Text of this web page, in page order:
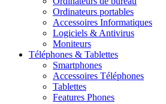
Ordinateurs portables
Accessoires Informatiques
Logiciels & Antivirus
Moniteurs
Téléphones & Tablettes
Smartphones
Accessoires Téléphones
Tablettes
Features Phones